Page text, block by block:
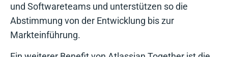
und Softwareteams und unterstützen so die
Abstimmung von der Entwicklung bis zur
Markteinführung.